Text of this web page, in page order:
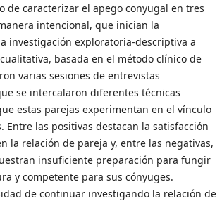
de caracterizar el apego conyugal en tres
intencional, que inician la
investigación exploratoria-descriptiva a
basada en el método clínico de
varias sesiones de entrevistas
se intercalaron diferentes técnicas
estas parejas experimentan en el vínculo
Entre las positivas destacan la satisfacción
la relación de pareja y, entre las negativas,
insuficiente preparación para fungir
y competente para sus cónyuges.
de continuar investigando la relación de